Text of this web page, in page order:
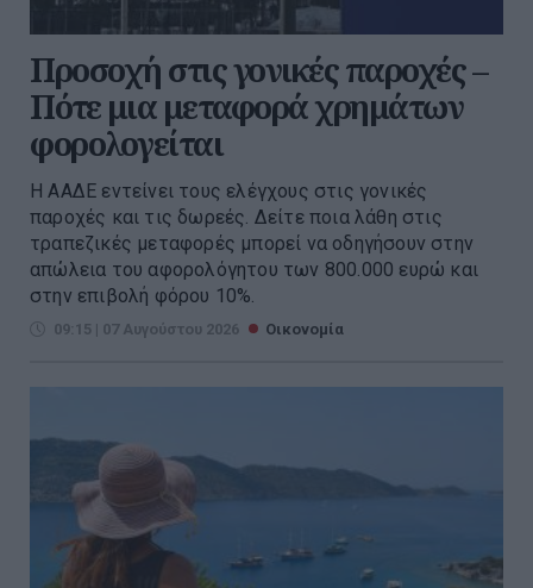
Προσοχή στις γονικές παροχές –
Πότε μια μεταφορά χρημάτων
φορολογείται
Η ΑΑΔΕ εντείνει τους ελέγχους στις γονικές
παροχές και τις δωρεές. Δείτε ποια λάθη στις
τραπεζικές μεταφορές μπορεί να οδηγήσουν στην
απώλεια του αφορολόγητου των 800.000 ευρώ και
στην επιβολή φόρου 10%.
09:15 | 07 Αυγούστου 2026 Οικονομία